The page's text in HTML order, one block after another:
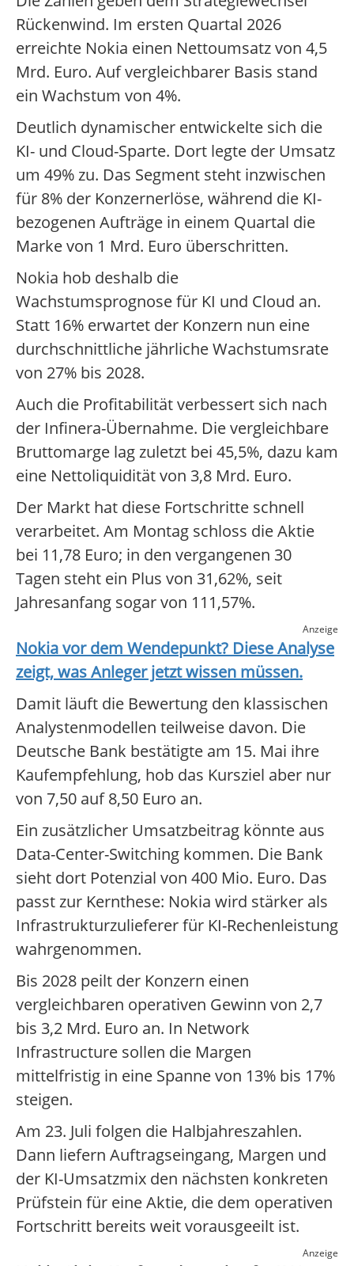
Rückenwind. Im ersten Quartal 2026
erreichte Nokia einen Nettoumsatz von 4,5
Mrd. Euro. Auf vergleichbarer Basis stand
ein Wachstum von 4%.
Deutlich dynamischer entwickelte sich die
KI- und Cloud-Sparte. Dort legte der Umsatz
um 49% zu. Das Segment steht inzwischen
für 8% der Konzernerlöse, während die KI-
bezogenen Aufträge in einem Quartal die
Marke von 1 Mrd. Euro überschritten.
Nokia hob deshalb die
Wachstumsprognose für KI und Cloud an.
Statt 16% erwartet der Konzern nun eine
durchschnittliche jährliche Wachstumsrate
von 27% bis 2028.
Auch die Profitabilität verbessert sich nach
der Infinera-Übernahme. Die vergleichbare
Bruttomarge lag zuletzt bei 45,5%, dazu kam
eine Nettoliquidität von 3,8 Mrd. Euro.
Der Markt hat diese Fortschritte schnell
verarbeitet. Am Montag schloss die Aktie
bei 11,78 Euro; in den vergangenen 30
Tagen steht ein Plus von 31,62%, seit
Jahresanfang sogar von 111,57%.
Anzeige
Nokiavor dem Wendepunkt? Diese Analyse
zeigt, was Anleger jetzt wissen müssen.
Damit läuft die Bewertung den klassischen
Analystenmodellen teilweise davon. Die
Deutsche Bank bestätigte am 15. Mai ihre
Kaufempfehlung, hob das Kursziel aber nur
von 7,50 auf 8,50 Euro an.
Ein zusätzlicher Umsatzbeitrag könnte aus
Data-Center-Switching kommen. Die Bank
sieht dort Potenzial von 400 Mio. Euro. Das
passt zur Kernthese: Nokia wird stärker als
Infrastrukturzulieferer für KI-Rechenleistung
wahrgenommen.
Bis 2028 peilt der Konzern einen
vergleichbaren operativen Gewinn von 2,7
bis 3,2 Mrd. Euro an. In Network
Infrastructure sollen die Margen
mittelfristig in eine Spanne von 13% bis 17%
steigen.
Am 23. Juli folgen die Halbjahreszahlen.
Dann liefern Auftragseingang, Margen und
der KI-Umsatzmix den nächsten konkreten
Prüfstein für eine Aktie, die dem operativen
Fortschritt bereits weit vorausgeeilt ist.
Anzeige